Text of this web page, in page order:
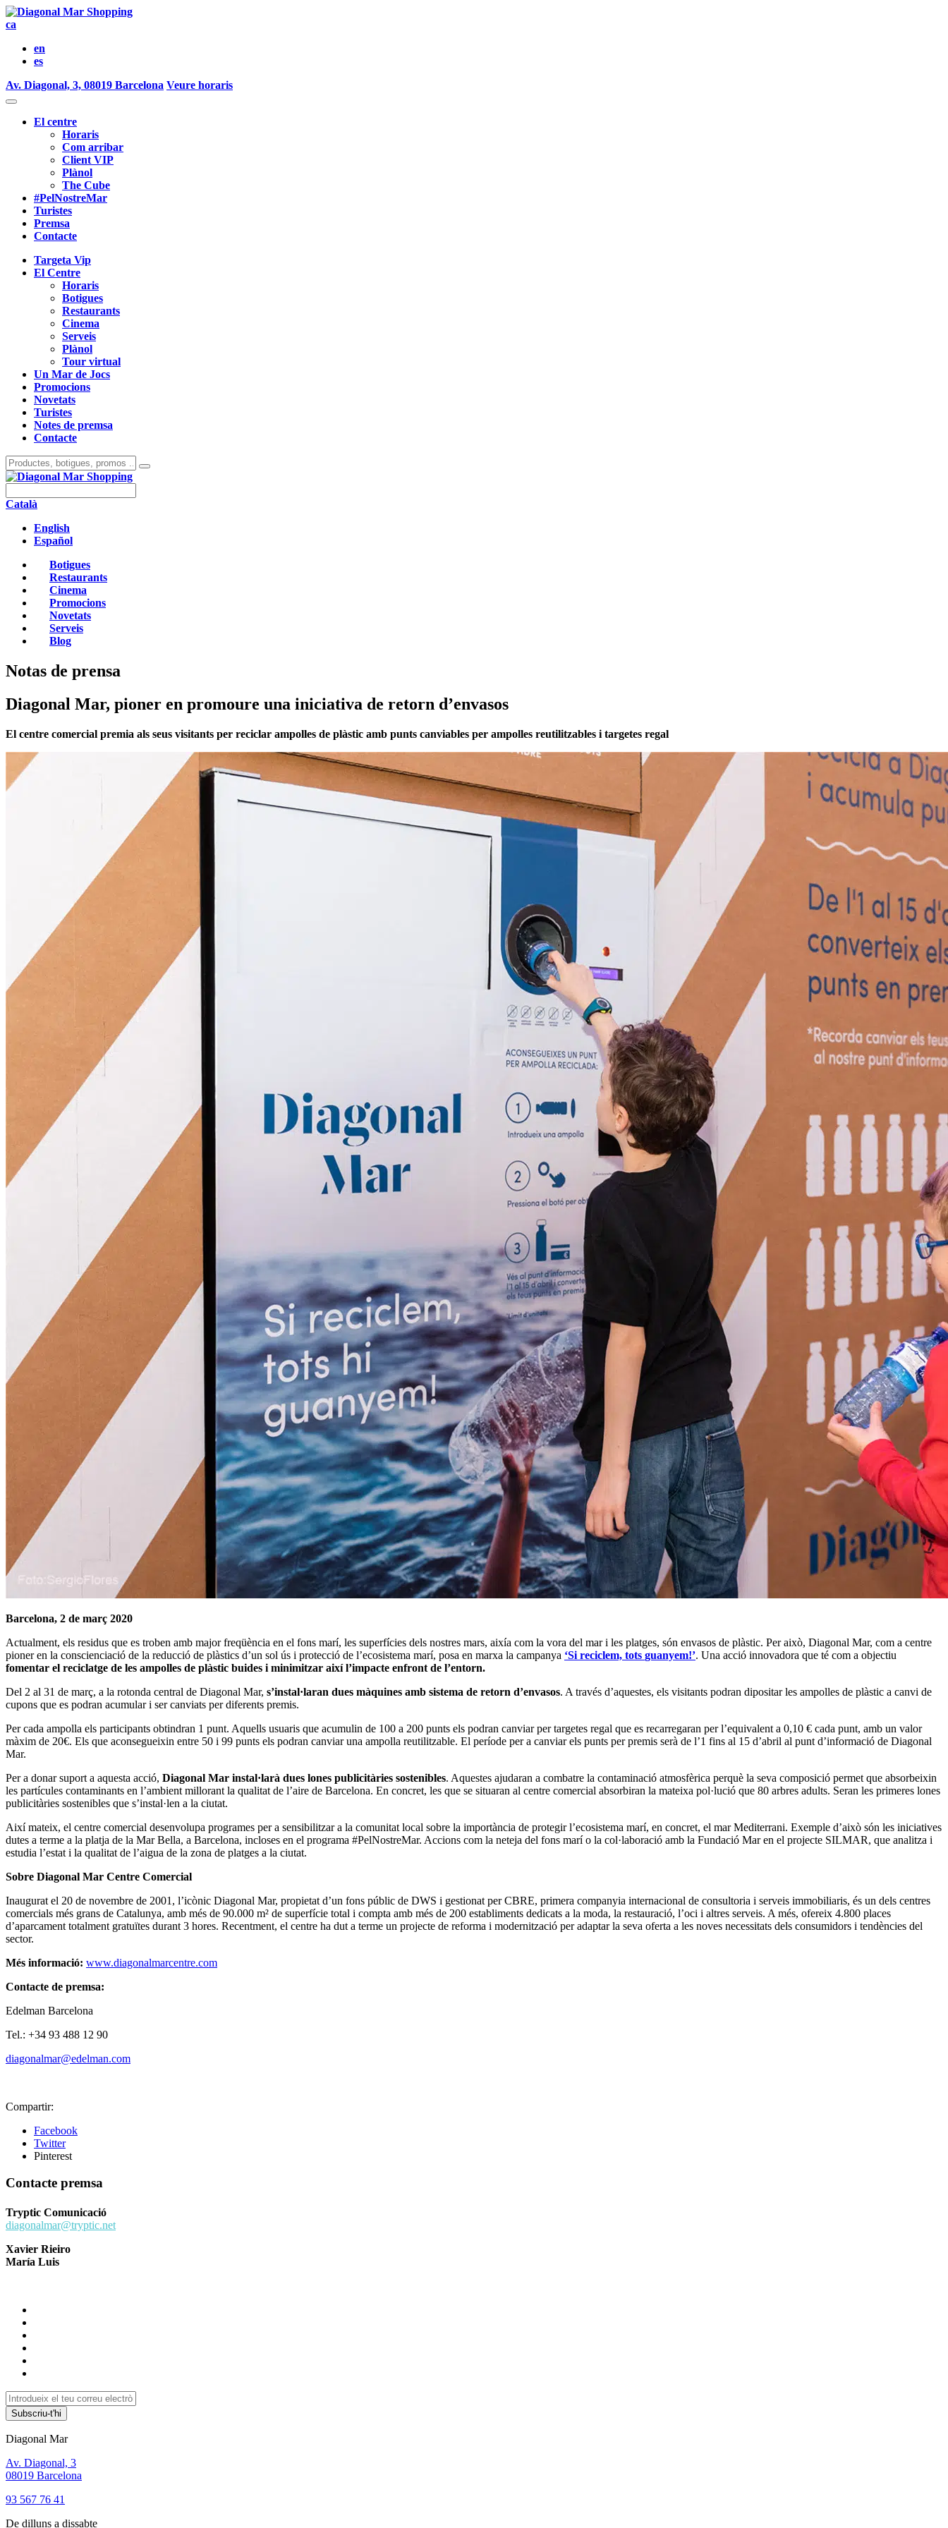
ca
en
es
Av. Diagonal, 3, 08019 Barcelona Veure horaris
El centre
Horaris
Com arribar
Client VIP
Plànol
The Cube
#PelNostreMar
Turistes
Premsa
Contacte
Targeta Vip
El Centre
Horaris
Botigues
Restaurants
Cinema
Serveis
Plànol
Tour virtual
Un Mar de Jocs
Promocions
Novetats
Turistes
Notes de premsa
Contacte
Català
English
Español
Botigues
Restaurants
Cinema
Promocions
Novetats
Serveis
Blog
Notas de prensa
Diagonal Mar, pioner en promoure una iniciativa de retorn d’envasos
El centre comercial premia als seus visitants per reciclar ampolles de plàstic amb punts canviables per ampolles reutilitzables i targetes regal
Barcelona, 2 de març 2020
Actualment, els residus que es troben amb major freqüència en el fons marí, les superfícies dels nostres mars, aixía com la vora del mar i les platges, són envasos de plàstic. Per això, Diagonal Mar, com a centre
pioner en la conscienciació de la reducció de plàstics d’un sol ús i protecció de l’ecosistema marí, posa en marxa la campanya ‘Si reciclem, tots guanyem!’. Una acció innovadora que té com a objectiu
fomentar el reciclatge de les ampolles de plàstic buides i minimitzar així l’impacte enfront de l’entorn.
Del 2 al 31 de març, a la rotonda central de Diagonal Mar, s’instal·laran dues màquines amb sistema de retorn d’envasos. A través d’aquestes, els visitants podran dipositar les ampolles de plàstic a canvi de
cupons que es podran acumular i ser canviats per diferents premis.
Per cada ampolla els participants obtindran 1 punt. Aquells usuaris que acumulin de 100 a 200 punts els podran canviar per targetes regal que es recarregaran per l’equivalent a 0,10 € cada punt, amb un valor
màxim de 20€. Els que aconsegueixin entre 50 i 99 punts els podran canviar una ampolla reutilitzable. El període per a canviar els punts per premis serà de l’1 fins al 15 d’abril al punt d’informació de Diagonal
Mar.
Per a donar suport a aquesta acció, Diagonal Mar instal·larà dues lones publicitàries sostenibles. Aquestes ajudaran a combatre la contaminació atmosfèrica perquè la seva composició permet que absorbeixin
les partícules contaminants en l’ambient millorant la qualitat de l’aire de Barcelona. En concret, les que se situaran al centre comercial absorbiran la mateixa pol·lució que 80 arbres adults. Seran les primeres lones
publicitàries sostenibles que s’instal·len a la ciutat.
Així mateix, el centre comercial desenvolupa programes per a sensibilitzar a la comunitat local sobre la importància de protegir l’ecosistema marí, en concret, el mar Mediterrani. Exemple d’això són les iniciatives
dutes a terme a la platja de la Mar Bella, a Barcelona, incloses en el programa #PelNostreMar. Accions com la neteja del fons marí o la col·laboració amb la Fundació Mar en el projecte SILMAR, que analitza i
estudia l’estat i la qualitat de l’aigua de la zona de platges a la ciutat.
Sobre Diagonal Mar Centre Comercial
Inaugurat el 20 de novembre de 2001, l’icònic Diagonal Mar, propietat d’un fons públic de DWS i gestionat per CBRE, primera companyia internacional de consultoria i serveis immobiliaris, és un dels centres
comercials més grans de Catalunya, amb més de 90.000 m² de superfície total i compta amb més de 200 establiments dedicats a la moda, la restauració, l’oci i altres serveis. A més, ofereix 4.800 places
d’aparcament totalment gratuïtes durant 3 hores. Recentment, el centre ha dut a terme un projecte de reforma i modernització per adaptar la seva oferta a les noves necessitats dels consumidors i tendències del
sector.
Més informació: www.diagonalmarcentre.com
Contacte de premsa:
Edelman Barcelona
Tel.: +34 93 488 12 90
diagonalmar@edelman.com
Compartir:
Facebook
Twitter
Pinterest
Contacte premsa
Tryptic Comunicació
diagonalmar@tryptic.net
Xavier Rieiro
María Luis
Subscriu-t'hi
Diagonal Mar
Av. Diagonal, 3
08019 Barcelona
93 567 76 41
De dilluns a dissabte